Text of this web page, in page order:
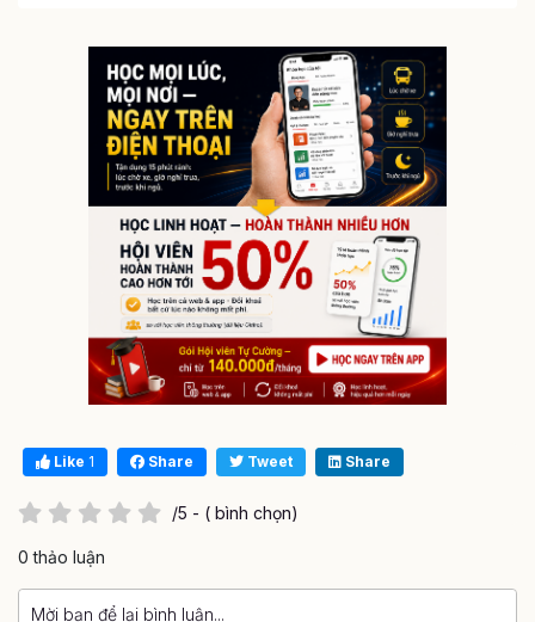
Like 1 Share Tweet Share
/5 - ( bình chọn)
0 thảo luận